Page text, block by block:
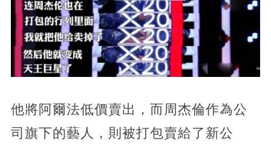
他將阿爾法低價賣出，而周杰倫作為公
司旗下的藝人，則被打包賣給了新公